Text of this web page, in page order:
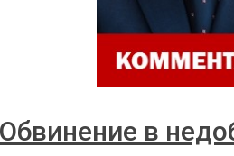
Обвинение в